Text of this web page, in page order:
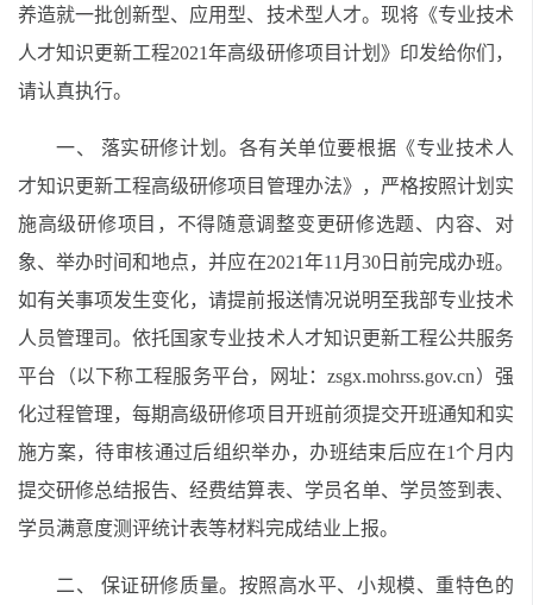
养造就一批创新型、应用型、技术型人才。现将《专业技术
人才知识更新工程2021年高级研修项目计划》印发给你们，
请认真执行。
一、 落实研修计划。各有关单位要根据《专业技术人
才知识更新工程高级研修项目管理办法》，严格按照计划实
施高级研修项目，不得随意调整变更研修选题、内容、对
象、举办时间和地点，并应在2021年11月30日前完成办班。
如有关事项发生变化，请提前报送情况说明至我部专业技术
人员管理司。依托国家专业技术人才知识更新工程公共服务
平台（以下称工程服务平台，网址：zsgx.mohrss.gov.cn）强
化过程管理，每期高级研修项目开班前须提交开班通知和实
施方案，待审核通过后组织举办，办班结束后应在1个月内
提交研修总结报告、经费结算表、学员名单、学员签到表、
学员满意度测评统计表等材料完成结业上报。
二、 保证研修质量。按照高水平、小规模、重特色的